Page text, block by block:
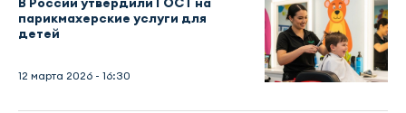
парикмахерские услуги для
детей
12 марта 2026 - 16:30